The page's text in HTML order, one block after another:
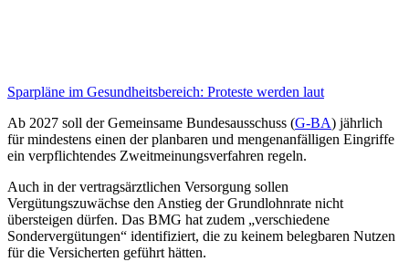
Sparpläne im Gesundheitsbereich: Proteste werden laut
Ab 2027 soll der Gemeinsame Bundesausschuss (G-BA) jährlich
für mindestens einen der planbaren und mengenanfälligen Eingriffe
ein verpflichtendes Zweitmeinungsverfahren regeln.
Auch in der vertragsärztlichen Versorgung sollen
Vergütungszuwächse den Anstieg der Grundlohnrate nicht
übersteigen dürfen. Das BMG hat zudem „verschiedene
Sondervergütungen“ identifiziert, die zu keinem belegbaren Nutzen
für die Versicherten geführt hätten.